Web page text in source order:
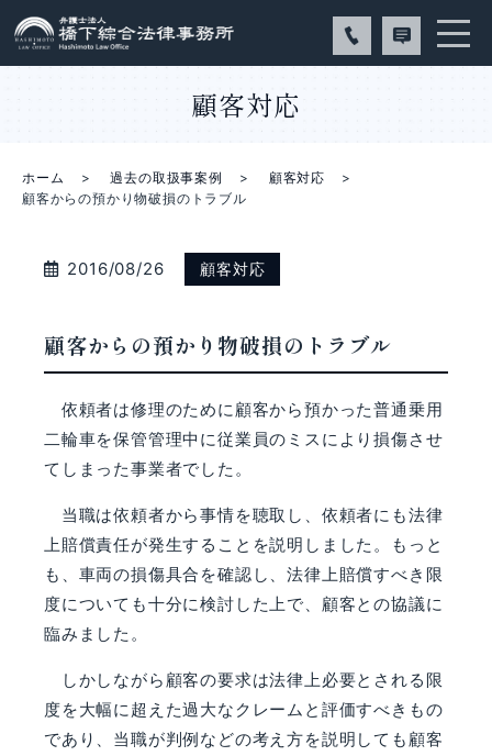
顧客対応
ホーム 過去の取扱事案例
顧客対応
顧客からの預かり物破損のトラブル
2016/08/26 顧客対応
顧客からの預かり物破損のトラブル
依頼者は修理のために顧客から預かった普通乗用
二輪車を保管管理中に従業員のミスにより損傷させ
てしまった事業者でした。
当職は依頼者から事情を聴取し、依頼者にも法律
上賠償責任が発生することを説明しました。もっと
も、車両の損傷具合を確認し、法律上賠償すべき限
度についても十分に検討した上で、顧客との協議に
臨みました。
しかしながら顧客の要求は法律上必要とされる限
度を大幅に超えた過大なクレームと評価すべきもの
であり、当職が判例などの考え方を説明しても顧客